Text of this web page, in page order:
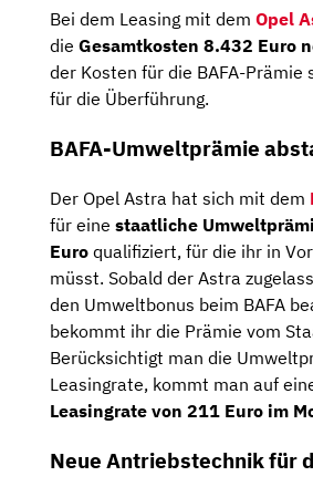
Bei dem Leasing mit dem Opel
die Gesamtkosten 8.432 Euro
der Kosten für die BAFA-Prämie
für die Überführung.
BAFA-Umweltprämie
Der Opel Astra hat sich mit dem
für eine staatliche
Euro qualifiziert, für die ihr in
müsst. Sobald der Astra
den Umweltbonus beim BAFA
bekommt ihr die Prämie vom
Berücksichtigt man die
Leasingrate, kommt man auf
Leasingrate von 211 Euro im
Neue Antriebstechnik für